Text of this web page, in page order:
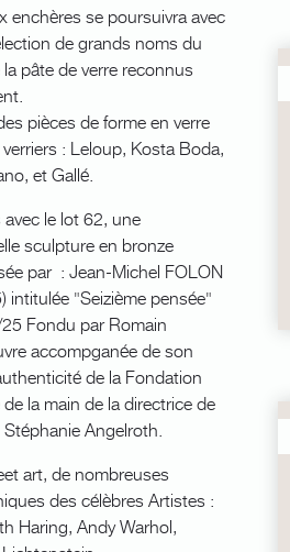
enchères se poursuivra avec
de grands noms du
pâte de verre reconnus
pièces de forme en verre
: Leloup, Kosta Boda,
et Gallé.
le lot 62, une
sculpture en bronze
par : Jean-Michel FOLON
intitulée "Seizième pensée"
Fondu par Romain
accompganée de son
de la Fondation
la main de la directrice de
Angelroth.
art, de nombreuses
des célèbres Artistes :
Haring, Andy Warhol,